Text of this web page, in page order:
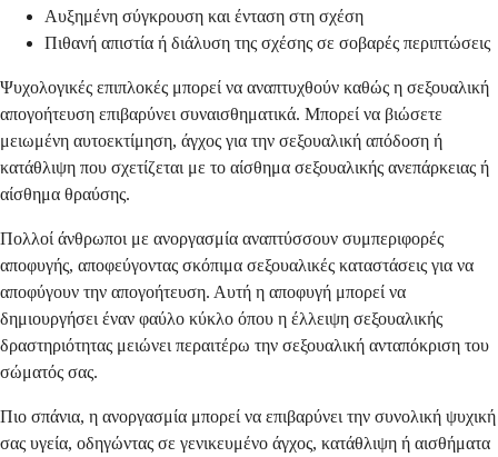
Αυξημένη σύγκρουση και ένταση στη σχέση
Πιθανή απιστία ή διάλυση της σχέσης σε σοβαρές περιπτώσεις
Ψυχολογικές επιπλοκές μπορεί να αναπτυχθούν καθώς η σεξουαλική
απογοήτευση επιβαρύνει συναισθηματικά. Μπορεί να βιώσετε
μειωμένη αυτοεκτίμηση, άγχος για την σεξουαλική απόδοση ή
κατάθλιψη που σχετίζεται με το αίσθημα σεξουαλικής ανεπάρκειας ή
αίσθημα θραύσης.
Πολλοί άνθρωποι με ανοργασμία αναπτύσσουν συμπεριφορές
αποφυγής, αποφεύγοντας σκόπιμα σεξουαλικές καταστάσεις για να
αποφύγουν την απογοήτευση. Αυτή η αποφυγή μπορεί να
δημιουργήσει έναν φαύλο κύκλο όπου η έλλειψη σεξουαλικής
δραστηριότητας μειώνει περαιτέρω την σεξουαλική ανταπόκριση του
σώματός σας.
Πιο σπάνια, η ανοργασμία μπορεί να επιβαρύνει την συνολική ψυχική
σας υγεία, οδηγώντας σε γενικευμένο άγχος, κατάθλιψη ή αισθήματα